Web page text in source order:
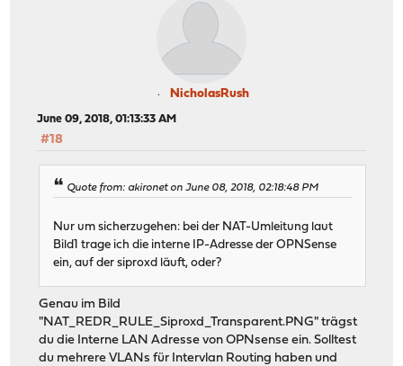
NicholasRush
June 09, 2018, 01:13:33 AM
#18
Quote from: akironet on June 08, 2018, 02:18:48 PM
Nur um sicherzugehen: bei der NAT-Umleitung laut
Bild1 trage ich die interne IP-Adresse der OPNSense
ein, auf der siproxd läuft, oder?
Genau im Bild
"NAT_REDR_RULE_Siproxd_Transparent.PNG" trägst
du die Interne LAN Adresse von OPNsense ein. Solltest
du mehrere VLANs für Intervlan Routing haben und